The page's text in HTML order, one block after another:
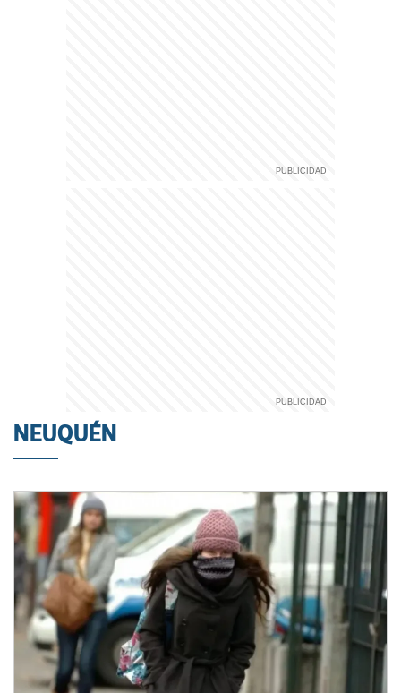
NEUQUÉN